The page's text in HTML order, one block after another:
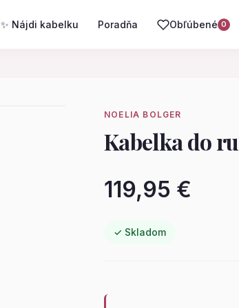
✨ Nájdi kabelku Poradňa Obľúbené 0
NOELIA BOLGER
Kabelka do
119,95 €
✓ Skladom